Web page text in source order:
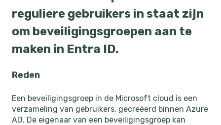
reguliere gebruikers in staat zijn
om beveiligingsgroepen aan te
maken in Entra ID.
Reden
Een beveiligingsgroep in de Microsoft cloud is een
verzameling van gebruikers, gecreëerd binnen Azure
AD. De eigenaar van een beveiligingsgroep kan